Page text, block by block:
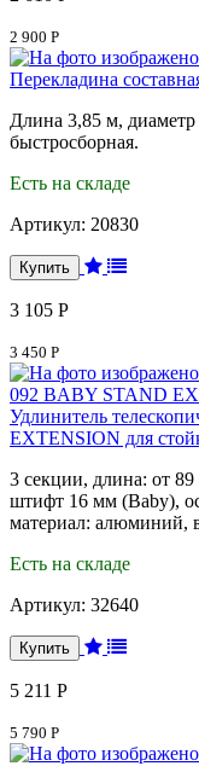
2 900 Р
Перекладина
Длина 3,85 м,
быстросборная.
Есть на складе
Артикул: 20830
3 105 Р
3 450 Р
Удлинитель
EXTENSION для
3 секции, длина: от
штифт 16 мм (Baby),
материал: алюминий,
Есть на складе
Артикул: 32640
5 211 Р
5 790 Р